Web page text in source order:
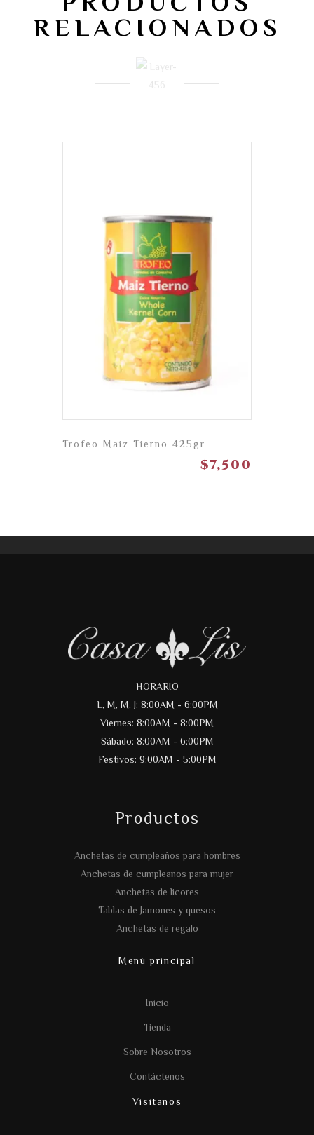
RELACIONADOS
Trofeo Maiz Tierno 425gr
$7,500
HORARIO
L, M, M, J: 8:00AM - 6:00PM
Viernes: 8:00AM - 8:00PM
Sábado: 8:00AM - 6:00PM
Festivos: 9:00AM - 5:00PM
Productos
Anchetas de cumpleaños para hombres
Anchetas de cumpleaños para mujer
Anchetas de licores
Tablas de Jamones y quesos
Anchetas de regalo
Menú principal
Inicio
Tienda
Sobre Nosotros
Contáctenos
Visítanos